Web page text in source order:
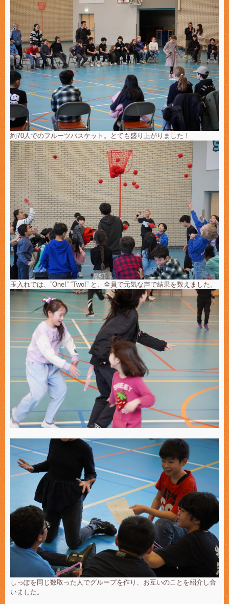
約70人でのフルーツバスケット。とても盛り上がりました！
玉入れでは、”One!” “Two!” と、全員で元気な声で結果を数えました。
しっぽを同じ数取った人でグループを作り、お互いのことを紹介し合
いました。